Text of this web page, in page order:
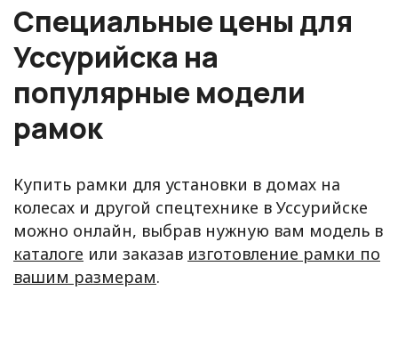
Специальные цены для
Уссурийска на
популярные модели
рамок
Купить рамки для установки в домах на
колесах и другой спецтехнике в Уссурийске
можно онлайн, выбрав нужную вам модель в
каталоге или заказав изготовление рамки по
вашим размерам.